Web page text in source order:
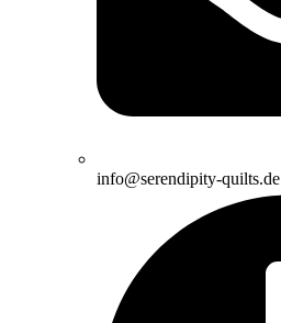
info@serendipity-quilts.de